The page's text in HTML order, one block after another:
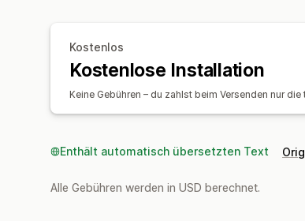
Kostenlos
Kostenlose Installation
Keine Gebühren – du zahlst beim Versenden nur
Enthält automatisch übersetzten Text
Alle Gebühren werden in USD berechnet.